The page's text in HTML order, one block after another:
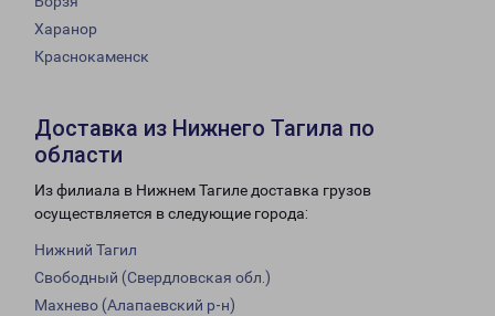
Харанор
Краснокаменск
Доставка из Нижнего Тагила по
области
Из филиала в Нижнем Тагиле доставка грузов
осуществляется в следующие города:
Нижний Тагил
Свободный (Свердловская обл.)
Махнево (Алапаевский р-н)